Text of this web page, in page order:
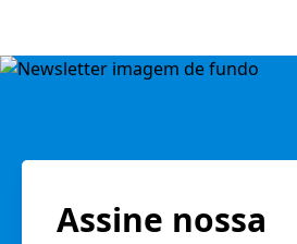
Assine nossa